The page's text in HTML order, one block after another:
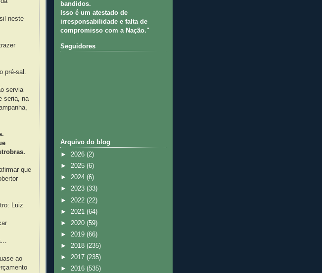
neste
pré-sal.
servia
seria, na
que
Luiz
ao
bandidos.
Isso é um atestado de
irresponsabilidade e falta de
compromisso com a Nação."
Seguidores
Arquivo do blog
► 2026 (2)
► 2025 (6)
► 2024 (6)
► 2023 (33)
► 2022 (22)
► 2021 (64)
► 2020 (59)
► 2019 (66)
► 2018 (235)
► 2017 (235)
► 2016 (535)